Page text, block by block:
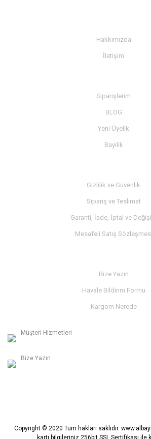
Hakkımızda
İletişim
Siparişlerim
BLOG
Yeni Üyelik
Bayilik
Gizlilik ve Güvenlik
Sipariş ve Teslimat
Garanti, İade, İptal ve
Mesafeli Satış
Bize Yazın
Havale Bildirim Formu
Kargom Nerede
Müşteri Hizmetleri
Bize Yazın
Copyright © 2020 Tüm hakları saklıdır.
kartı bilgileriniz 256bit SSL Sertifikası ile